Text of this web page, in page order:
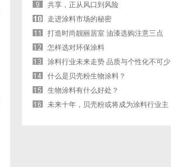
带进了
共享，正从风口到风险
走进涂料市场的秘密
打造时尚靓丽居室 油漆选购注意三点
怎样选对环保涂料
涂料行业未来走势 品质与个性化不可少
什么是贝壳粉生物涂料？
生物涂料有什么好处？
未来十年，贝壳粉或将成为涂料行业主